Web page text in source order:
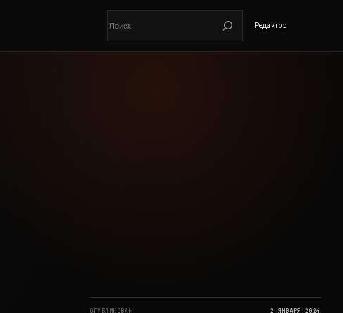
Редактор
ОПУБЛИКОВАН 2 ЯНВАРЯ 2024